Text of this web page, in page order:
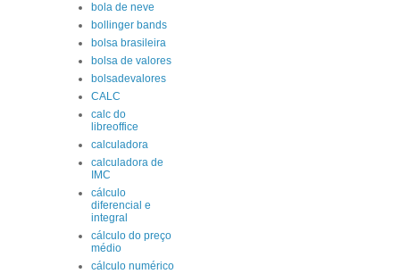
bola de neve
bollinger bands
bolsa brasileira
bolsa de valores
bolsadevalores
CALC
calc do
libreoffice
calculadora
calculadora de
IMC
cálculo
diferencial e
integral
cálculo do preço
médio
cálculo numérico